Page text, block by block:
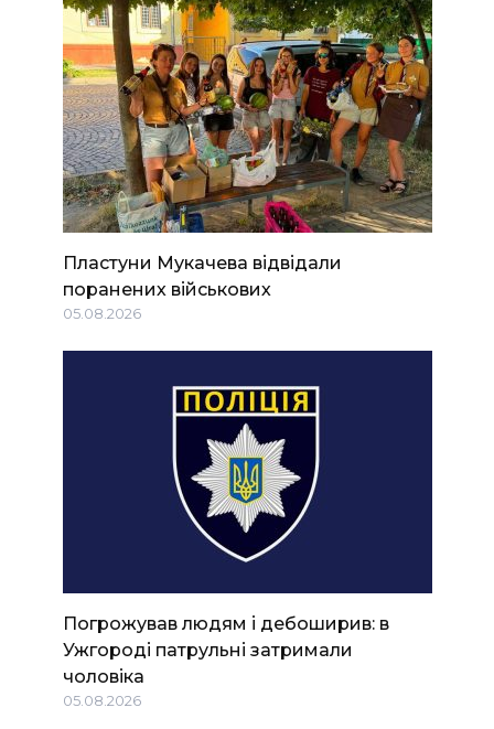
Пластуни Мукачева відвідали
поранених військових
05.08.2026
Погрожував людям і дебоширив: в
Ужгороді патрульні затримали
чоловіка
05.08.2026